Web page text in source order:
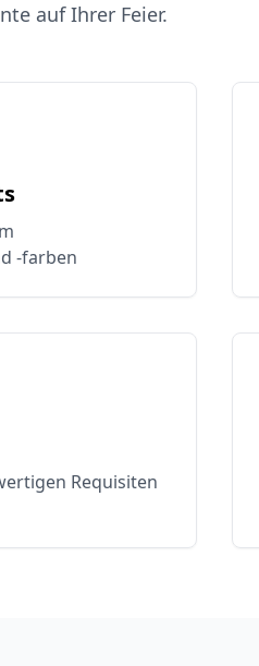
auf Ihrer Feier.
-farben
Requisiten